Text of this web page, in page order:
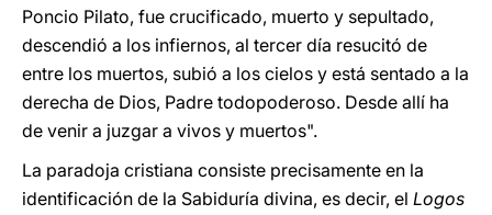
Poncio Pilato, fue crucificado, muerto y sepultado,
descendió a los infiernos, al tercer día resucitó de
entre los muertos, subió a los cielos y está sentado a la
derecha de Dios, Padre todopoderoso. Desde allí ha
de venir a juzgar a vivos y muertos".
La paradoja cristiana consiste precisamente en la
identificación de la Sabiduría divina, es decir, el Logos